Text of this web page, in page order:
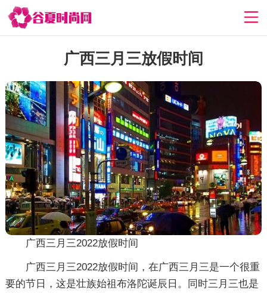
广西三月三放假时间
广西三月三2022放假时间
广西三月三2022放假时间，在广西三月三是一个很重
要的节日，这是壮族始祖布洛陀诞辰日。同时三月三也是